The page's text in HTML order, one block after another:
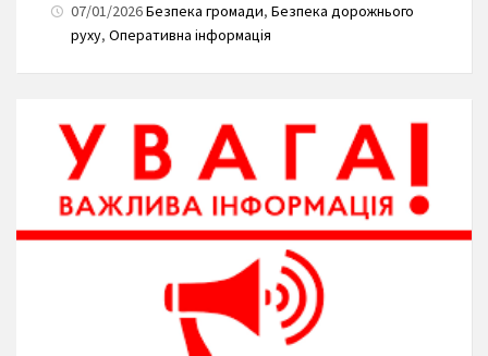
07/01/2026Безпека громади, Безпека дорожнього
руху, Оперативна інформація